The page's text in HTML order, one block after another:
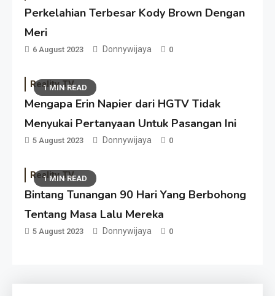
Perkelahian Terbesar Kody Brown Dengan
Meri
6 August 2023 Donnywijaya 0
1 MIN READ
Reality TV
Mengapa Erin Napier dari HGTV Tidak
Menyukai Pertanyaan Untuk Pasangan Ini
5 August 2023 Donnywijaya 0
1 MIN READ
Reality TV
Bintang Tunangan 90 Hari Yang Berbohong
Tentang Masa Lalu Mereka
5 August 2023 Donnywijaya 0